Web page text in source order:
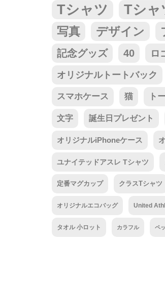
Tシャツ
Tシ
写真 デザイン
記念グッズ 40 ロ
オリジナルトートバック
スマホケース 猫 ト
文字 誕生日プレゼント
オリジナルiPhoneケース
ユナイテッドアスレ Tシャツ
定番マグカップ クラスTシャツ
オリジナルエコバッグ United
タオル 小ロット カラフル ペ